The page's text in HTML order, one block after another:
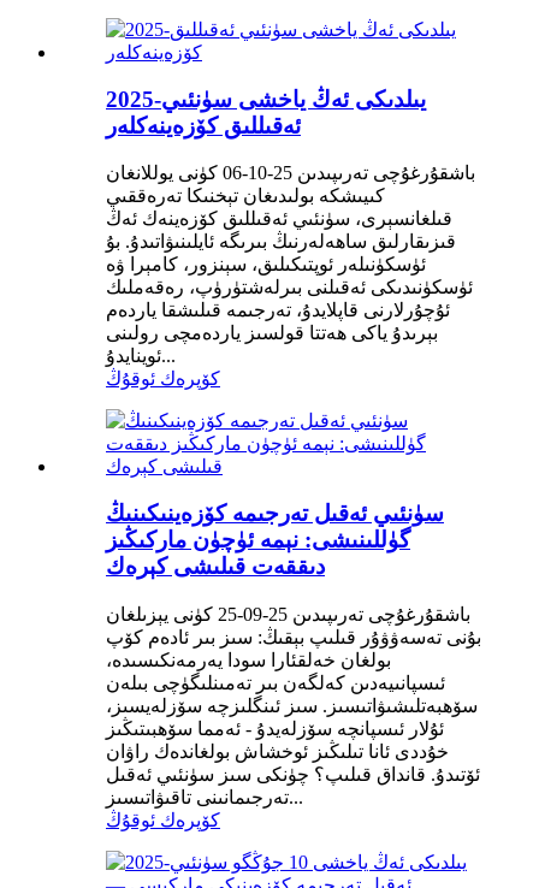
2025-يىلدىكى ئەڭ ياخشى سۈنئىي
ئەقىللىق كۆزەينەكلەر
باشقۇرغۇچى تەرىپىدىن 25-10-06 كۈنى يوللانغان
كىيىشكە بولىدىغان تېخنىكا تەرەققىي
قىلغانسېرى، سۈنئىي ئەقىللىق كۆزەينەك ئەڭ
قىزىقارلىق ساھەلەرنىڭ بىرىگە ئايلىنىۋاتىدۇ. بۇ
ئۈسكۈنىلەر ئوپتىكىلىق، سېنزور، كامېرا ۋە
ئۈسكۈنىدىكى ئەقىلنى بىرلەشتۈرۈپ، رەقەملىك
ئۇچۇرلارنى قاپلايدۇ، تەرجىمە قىلىشقا ياردەم
بېرىدۇ ياكى ھەتتا قولسىز ياردەمچى رولىنى
ئوينايدۇ...
كۆپرەك ئوقۇڭ
سۈنئىي ئەقىل تەرجىمە كۆزەينىكىنىڭ
گۈللىنىشى: نېمە ئۈچۈن ماركىڭىز
دىققەت قىلىشى كېرەك
باشقۇرغۇچى تەرىپىدىن 25-09-25 كۈنى يېزىلغان
بۇنى تەسەۋۋۇر قىلىپ بېقىڭ: سىز بىر ئادەم كۆپ
بولغان خەلقئارا سودا يەرمەنكىسىدە،
ئىسپانىيەدىن كەلگەن بىر تەمىنلىگۈچى بىلەن
سۆھبەتلىشىۋاتىسىز. سىز ئىنگلىزچە سۆزلەيسىز،
ئۇلار ئىسپانچە سۆزلەيدۇ - ئەمما سۆھبىتىڭىز
خۇددى ئانا تىلىڭىز ئوخشاش بولغاندەك راۋان
ئۆتىدۇ. قانداق قىلىپ؟ چۈنكى سىز سۈنئىي ئەقىل
تەرجىمانىنى تاقىۋاتىسىز...
كۆپرەك ئوقۇڭ